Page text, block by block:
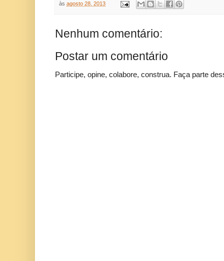
às agosto 28, 2013
Nenhum comentário:
Postar um comentário
Participe, opine, colabore, construa. Faça parte